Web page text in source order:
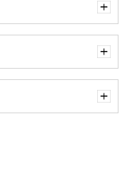
く
く
く